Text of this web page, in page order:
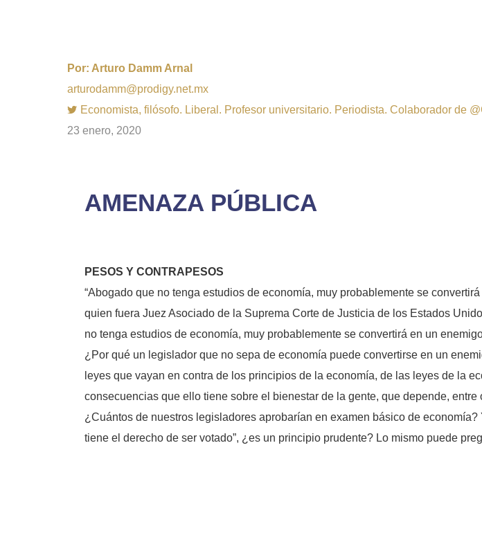
Por: Arturo Damm Arnal
arturodamm@prodigy.net.mx
Economista, filósofo. Liberal. Profesor universitario. Periodista. Colaborador de
23 enero, 2020
AMENAZA PÚBLICA
PESOS Y CONTRAPESOS
“Abogado que no tenga estudios de economía, muy probablemente se
quien fuera Juez Asociado de la Suprema Corte de Justicia de los Estados
no tenga estudios de economía, muy probablemente se convertirá en un
¿Por qué un legislador que no sepa de economía puede convertirse en un
leyes que vayan en contra de los principios de la economía, de las leyes de la
consecuencias que ello tiene sobre el bienestar de la gente, que depende,
¿Cuántos de nuestros legisladores aprobarían en examen básico de
tiene el derecho de ser votado”, ¿es un principio prudente? Lo mismo puede